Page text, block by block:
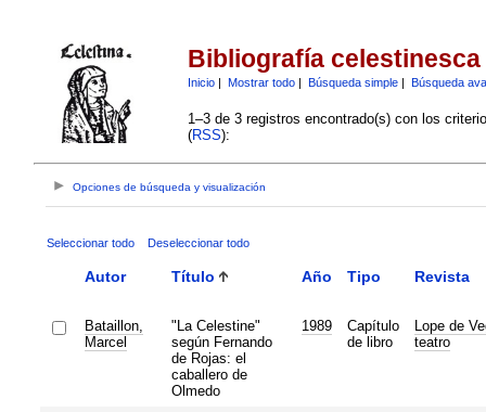
Bibliografía celestinesca
Inicio| Mostrar todo| Búsqueda simple| Búsqueda
1–3 de 3 registros encontrado(s) con los
(RSS):
Opciones de búsqueda y visualización
Seleccionar todo Deseleccionar todo
Autor Título Año Tipo Revista
Bataillon,
Marcel
"La Celestine"
según Fernando
de Rojas: el
caballero de
Olmedo
1989
Capítulo
de libro
Lope de
teatro